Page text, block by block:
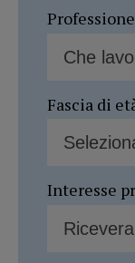
Professione
Fascia di
Interesse